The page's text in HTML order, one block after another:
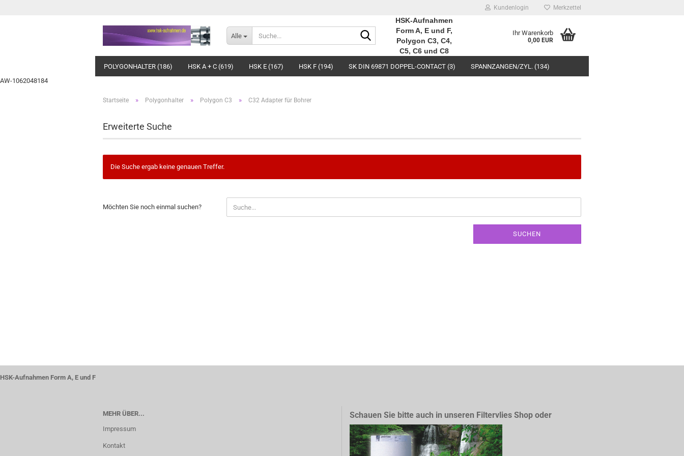
AW-1062048184
Kundenlogin Merkzettel
Alle
Suche...
HSK-Aufnahmen
Form A, E und F,
Polygon C3, C4,
C5, C6 und C8
Ihr Warenkorb
0,00 EUR
POLYGONHALTER (186) HSK A + C (619) HSK E (167) HSK F (194) SK DIN 69871 DOPPEL-CONTACT (3) SPANNZANGEN/ZYL. (134)
Startseite » Polygonhalter » Polygon C3 » C32 Adapter für Bohrer
Erweiterte Suche
Die Suche ergab keine genauen Treffer.
SIE
Möchten Sie noch einmal suchen?
SUCHEN
HSK-Aufnahmen Form A, E und F
MEHR ÜBER...
Impressum
Kontakt
Schauen Sie bitte auch in unseren Filtervlies Shop oder